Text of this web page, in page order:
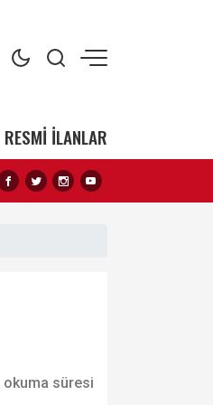
RESMİ İLANLAR
okuma süresi